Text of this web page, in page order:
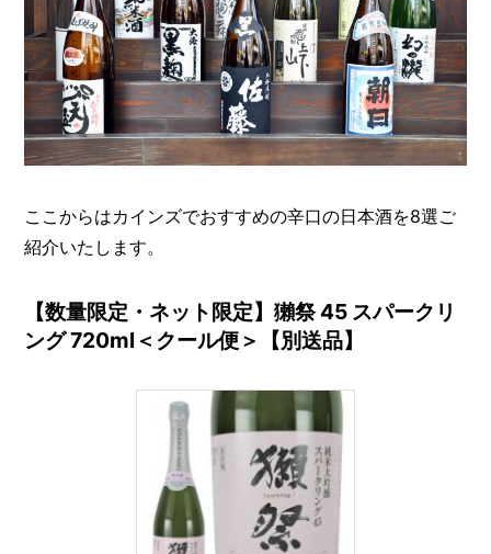
ここからはカインズでおすすめの辛口の日本酒を8選ご
紹介いたします。
【数量限定・ネット限定】獺祭 45 スパークリ
ング 720ml＜クール便＞【別送品】